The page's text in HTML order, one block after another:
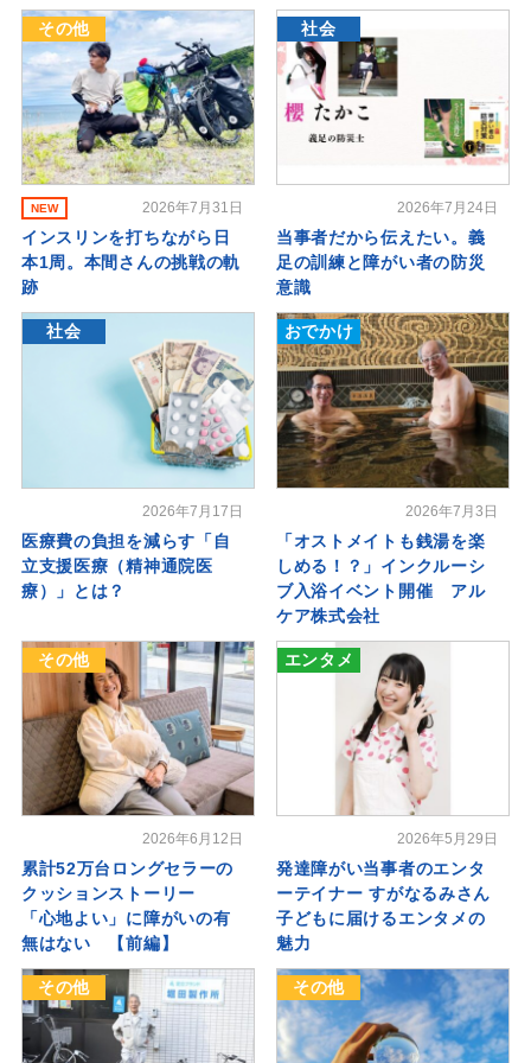
その他
NEW 2026年7月31日
インスリンを打ちながら日
本1周。本間さんの挑戦の軌
跡
社会
2026年7月24日
当事者だから伝えたい。義
足の訓練と障がい者の防災
意識
社会
2026年7月17日
医療費の負担を減らす「自
立支援医療（精神通院医
療）」とは？
おでかけ
2026年7月3日
「オストメイトも銭湯を楽
しめる！？」インクルーシ
ブ入浴イベント開催 アル
ケア株式会社
その他
2026年6月12日
累計52万台ロングセラーの
クッションストーリー
「心地よい」に障がいの有
無はない 【前編】
エンタメ
2026年5月29日
発達障がい当事者のエンタ
ーテイナー すがなるみさん
子どもに届けるエンタメの
魅力
その他 その他